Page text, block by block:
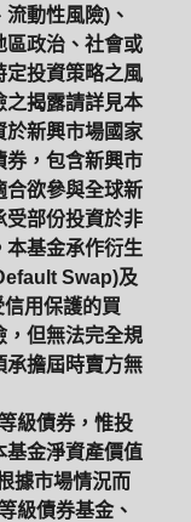
動性風險)、
區政治、社會或
定投資策略之風
之揭露請詳見本
於新興市場國家
券，包含新興市
合欲參與全球新
受部份投資於非
本基金承作衍生
Swap)及
用保護的買
，但無法完全規
承擔屆時賣方無
級債券，惟投
基金淨資產價值
據市場情況而
級債券基金、